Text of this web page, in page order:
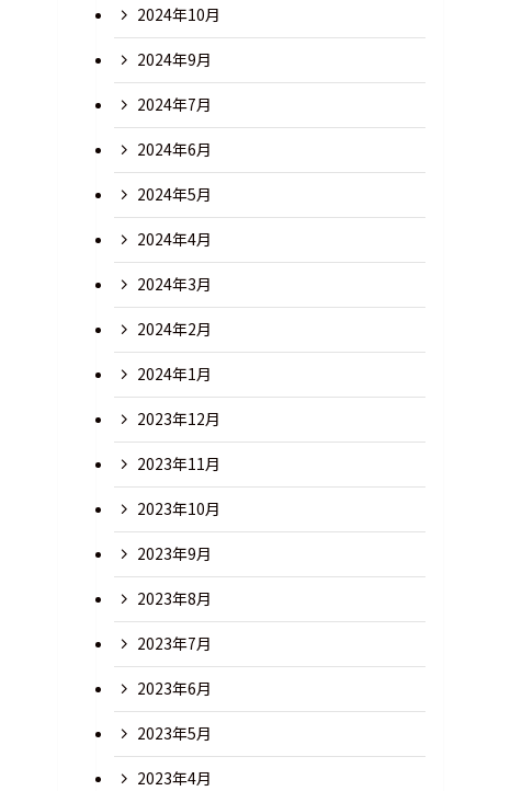
2024年10月
2024年9月
2024年7月
2024年6月
2024年5月
2024年4月
2024年3月
2024年2月
2024年1月
2023年12月
2023年11月
2023年10月
2023年9月
2023年8月
2023年7月
2023年6月
2023年5月
2023年4月